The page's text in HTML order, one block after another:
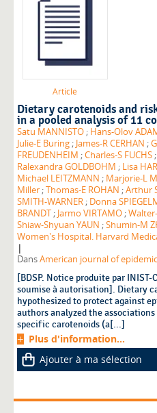
Article
Dietary carotenoids and
in a pooled analysis of 11
Satu MANNISTO ; Hans-Olov
Julie-E Buring ; James-R CERHAN ;
FREUDENHEIM ;Charles-S FUCHS ;
Ralexandra GOLDBOHM ; Lisa
Michael LEITZMANN ; Marjorie-L
Miller ;Thomas-E ROHAN ;Arthur
SMITH-WARNER ; Donna
BRANDT ; Jarmo VIRTAMO ;
Shiaw-Shyuan YAUN ;Shumin-M
Women's Hospital. Harvard
|
DansAmerican journal of
[BDSP. Notice produite par INIST-
soumise à autorisation]. Dietary
hypothesized to protect against
authors analyzed the
specific carotenoids (a[...]
Plus d'information...
Ajouter à ma sélection